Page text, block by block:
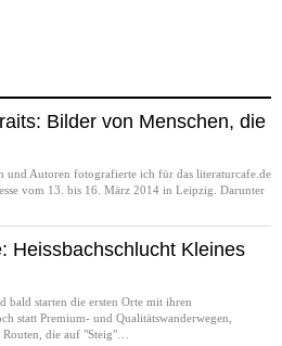
Bilder von Menschen, die
und Autoren fotografierte ich für das literaturcafe.de
vom 13. bis 16. März 2014 in Leipzig. Darunter
Heissbachschlucht Kleines
bald starten die ersten Orte mit ihren
statt Premium- und Qualitätswanderwegen,
die auf "Steig"…